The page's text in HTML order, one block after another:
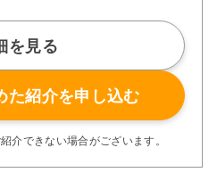
を見る
た紹介を申し込む
介できない場合がございます。